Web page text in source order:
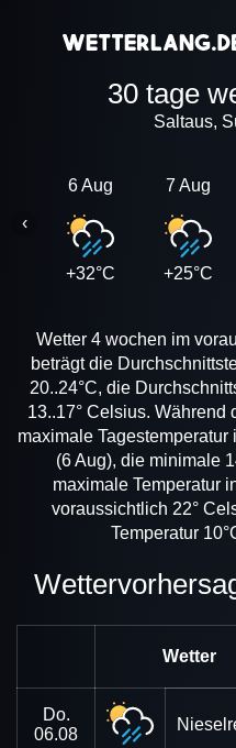
30 tage
Saltaus,
6 Aug
+32°C
7 Aug
+25°C
‹
Wetter 4 wochen im
beträgt die
20..24°C, die
13..17° Celsius. Während
maximale
(6 Aug), die minimale
maximale Temperatur
voraussichtlich 22°
Temperatur
Wetter
Do.
06.08